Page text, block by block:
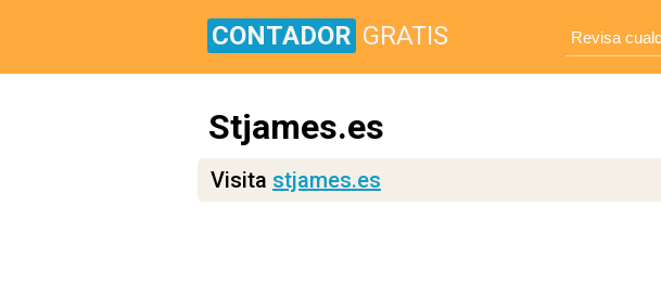
CONTADOR GRATIS
Stjames.es
Visita stjames.es